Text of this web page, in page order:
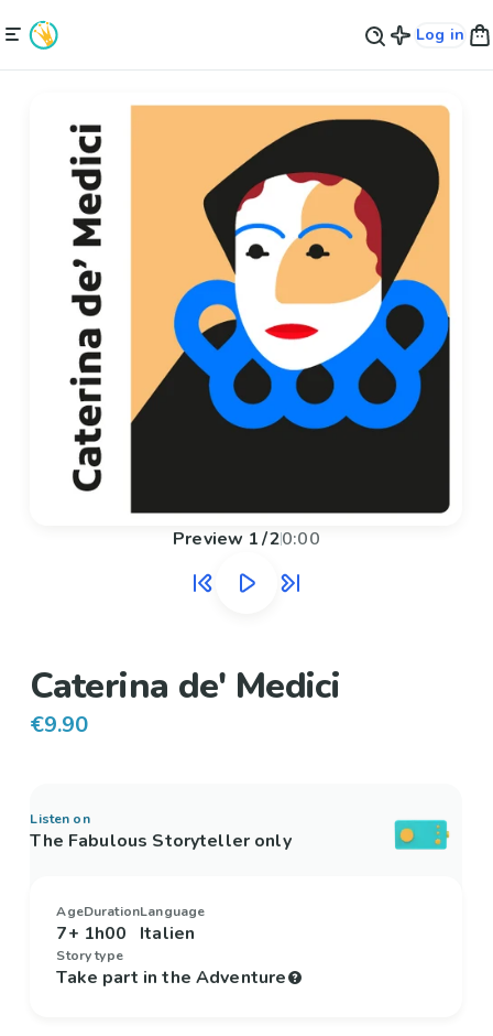
Log in
Preview 1/20:00
Caterina de' Medici
€9.90
Listen on
The Fabulous Storyteller only
Age
7+
Duration
1h00
Language
Italien
Story type
Take part in the Adventure